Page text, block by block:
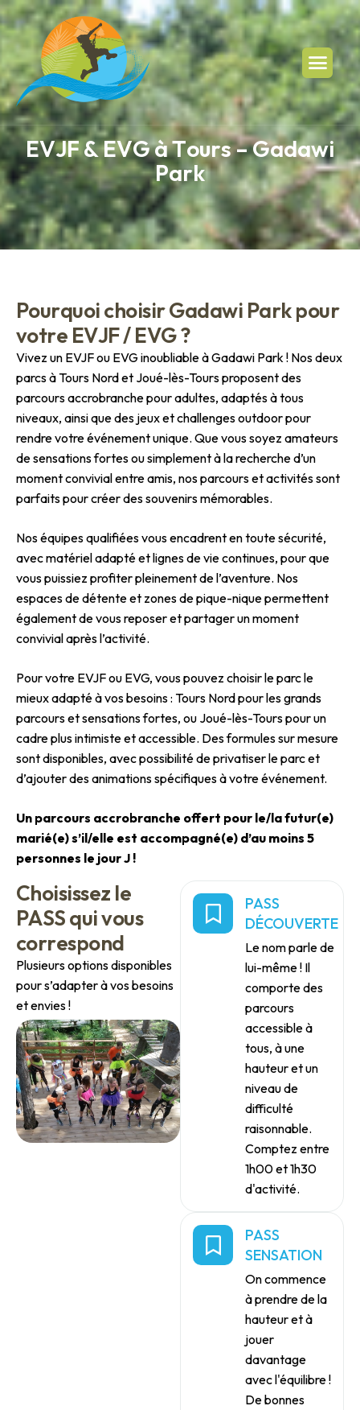
EVJF&EVGàTours–Gadawi
Park
PourquoichoisirGadawi Parkpour
votre EVJF/EVG?
Vivez un EVJF ou EVG inoubliable à Gadawi Park ! Nos deux
parcs à Tours Nord et Joué-lès-Tours proposent des
parcours accrobranche pour adultes, adaptés à tous
niveaux, ainsi que des jeux et challenges outdoor pour
rendre votre événement unique. Que vous soyez amateurs
de sensations fortes ou simplement à la recherche d’un
moment convivial entre amis, nos parcours et activités sont
parfaits pour créer des souvenirs mémorables.
Nos équipes qualifiées vous encadrent en toute sécurité,
avec matériel adapté et lignes de vie continues, pour que
vous puissiez profiter pleinement de l’aventure. Nos
espaces de détente et zones de pique-nique permettent
également de vous reposer et partager un moment
convivial après l’activité.
Pour votre EVJF ou EVG, vous pouvez choisir le parc le
mieux adapté à vos besoins : Tours Nord pour les grands
parcours et sensations fortes, ou Joué-lès-Tours pour un
cadre plus intimiste et accessible. Des formules sur mesure
sont disponibles, avec possibilité de privatiser le parc et
d’ajouter des animations spécifiques à votre événement.
Un parcours accrobranche offert pour le/la futur(e)
marié(e) s’il/elle est accompagné(e) d’au moins 5
personnes le jour J !
Choisissez le
PASSquivous
correspond
Plusieurs options disponibles
pour s’adapter à vos besoins
et envies !
PASS
DÉCOUVERTE
Le nom parle de
lui-même ! Il
comporte des
parcours
accessible à
tous, à une
hauteur et un
niveau de
difficulté
raisonnable.
Comptez entre
1h00 et 1h30
d'activité.
PASS
SENSATION
On commence
à prendre de la
hauteur et à
jouer
davantage
avec l'équilibre !
De bonnes